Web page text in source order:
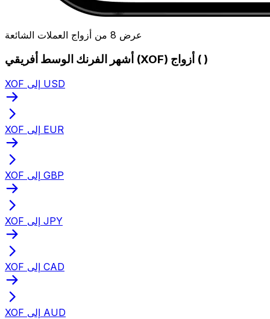
عرض 8 من أزواج العملات الشائعة
أشهر الفرنك الوسط أفريقي (XOF) أزواج ( )
XOF إلى USD
XOF إلى EUR
XOF إلى GBP
XOF إلى JPY
XOF إلى CAD
XOF إلى AUD